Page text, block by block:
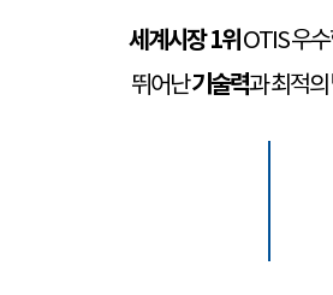
세계시장 1위 OTIS 우
뛰어난기술력과 최적의